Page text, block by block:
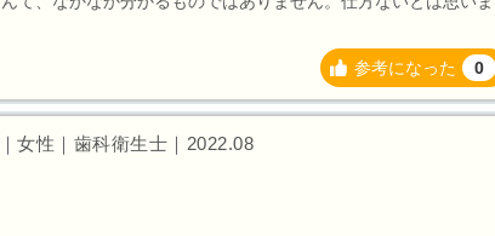
参考になった 0
女性｜歯科衛生士｜2022.08